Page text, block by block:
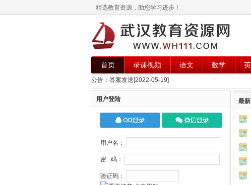
精选教育资源，助您学习进步！
首页 录课视频 语文 数学
公告： 答案发送 [2022-05-19]
用户登陆
用户名：
密 码：
验证码：
最